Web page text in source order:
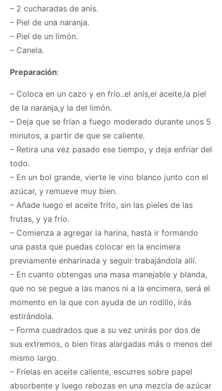
– 2 cucharadas de anís.
– Piel de una naranja.
– Piel de un limón.
– Canela.
Preparación:
– Coloca en un cazo y en frío..el anís,el aceite,la piel
de la naranja,y la del limón.
– Deja que se frían a fuego moderado durante unos 5
minutos, a partir de que se caliente.
– Retira una vez pasado ese tiempo, y deja enfriar del
todo.
– En un bol grande, vierte le vino blanco junto con el
azúcar, y remueve muy bien.
– Añade luego el aceite frito, sin las pieles de las
frutas, y ya frío.
– Comienza a agregar la harina, hasta ir formando
una pasta que puedas colocar en la encimera
previamente enharinada y seguir trabajándola allí.
– En cuanto obtengas una masa manejable y blanda,
que no se pegue a las manos ni a la encimera, será el
momento en la que con ayuda de un rodillo, irás
estirándola.
– Forma cuadrados que a su vez unirás por dos de
sus extremos, o bien tiras alargadas más o menos del
mismo largo.
– Fríelas en aceite caliente, escurres sobre papel
absorbente y luego rebozas en una mezcla de azúcar